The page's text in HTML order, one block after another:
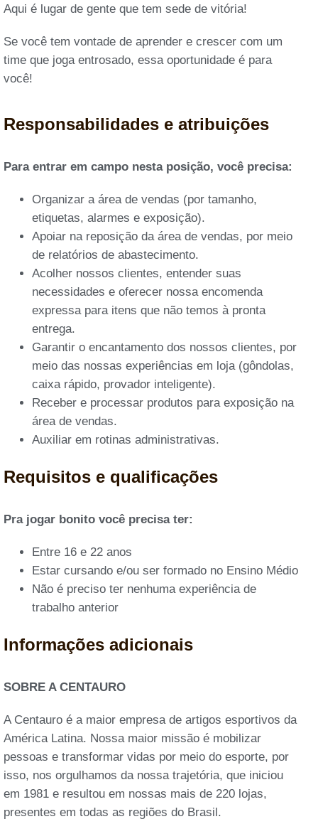
Aqui é lugar de gente que tem sede de vitória!
Se você tem vontade de aprender e crescer com um
time que joga entrosado, essa oportunidade é para
você!
Responsabilidades e atribuições
Para entrar em campo nesta posição, você precisa:
Organizar a área de vendas (por tamanho,
etiquetas, alarmes e exposição).
Apoiar na reposição da área de vendas, por meio
de relatórios de abastecimento.
Acolher nossos clientes, entender suas
necessidades e oferecer nossa encomenda
expressa para itens que não temos à pronta
entrega.
Garantir o encantamento dos nossos clientes, por
meio das nossas experiências em loja (gôndolas,
caixa rápido, provador inteligente).
Receber e processar produtos para exposição na
área de vendas.
Auxiliar em rotinas administrativas.
Requisitos e qualificações
Pra jogar bonito você precisa ter:
Entre 16 e 22 anos
Estar cursando e/ou ser formado no Ensino Médio
Não é preciso ter nenhuma experiência de
trabalho anterior
Informações adicionais
SOBRE A CENTAURO
A Centauro é a maior empresa de artigos esportivos da
América Latina. Nossa maior missão é mobilizar
pessoas e transformar vidas por meio do esporte, por
isso, nos orgulhamos da nossa trajetória, que iniciou
em 1981 e resultou em nossas mais de 220 lojas,
presentes em todas as regiões do Brasil.